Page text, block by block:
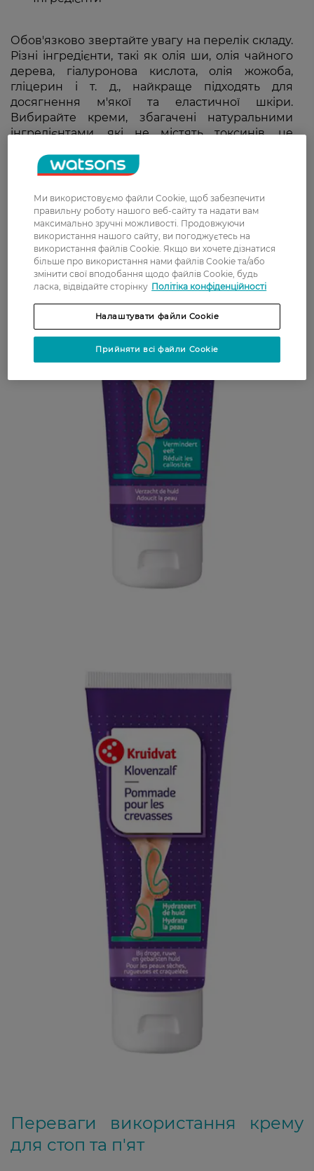
Обов'язково звертайте увагу на перелік складу.
Різні інгредієнти, такі як олія ши, олія чайного
дерева, гіалуронова кислота, олія жожоба,
гліцерин і т. д., найкраще підходять для
досягнення м'якої та еластичної шкіри.
Вибирайте креми, збагачені натуральними
інгредієнтами, які не містять токсинів, це
Переваги використання крему
для стоп та п'ят
Ми використовуємо файли Cookie, щоб забезпечити
правильну роботу нашого веб-сайту та надати вам
максимально зручні можливості. Продовжуючи
використання нашого сайту, ви погоджуєтесь на
використання файлів Cookie. Якщо ви хочете дізнатися
більше про використання нами файлів Cookie та/або
змінити свої вподобання щодо файлів Cookie, будь
ласка, відвідайте сторінку Політіка конфіденційності
Налаштувати файли Cookie
Прийняти всі файли Cookie